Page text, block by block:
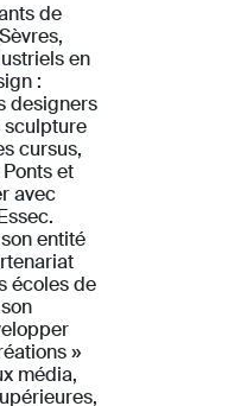
de
en
:
designers
sculpture
cursus,
et
avec
entité
écoles de
»
média,